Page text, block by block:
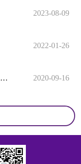
2023-08-09
2022-01-26
南方医科大学卫生管理学院2020年招生宣传视频 2020-09-16